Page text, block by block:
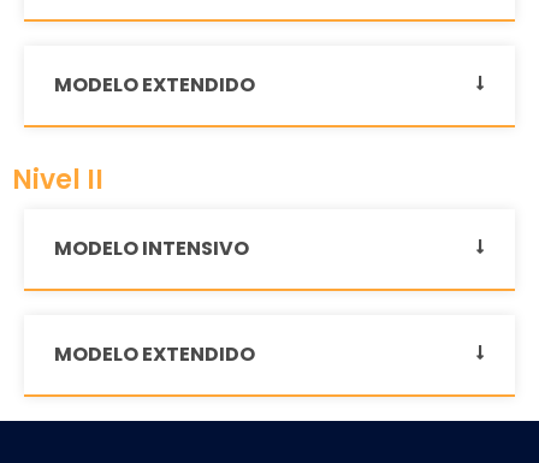
MODELO EXTENDIDO
Nivel II
MODELO INTENSIVO
MODELO EXTENDIDO